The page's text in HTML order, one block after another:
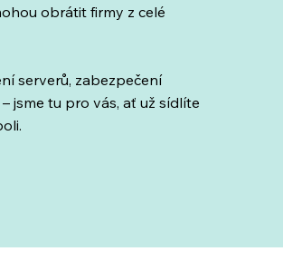
obrátit firmy z celé
serverů, zabezpečení
jsme tu pro vás, ať už sídlíte